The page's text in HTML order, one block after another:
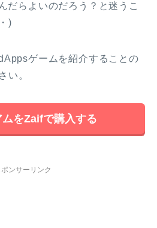
だらよいのだろう？と迷うこ
)
ゲームを紹介することの
い。
をZaifで購入する
ポンサーリンク